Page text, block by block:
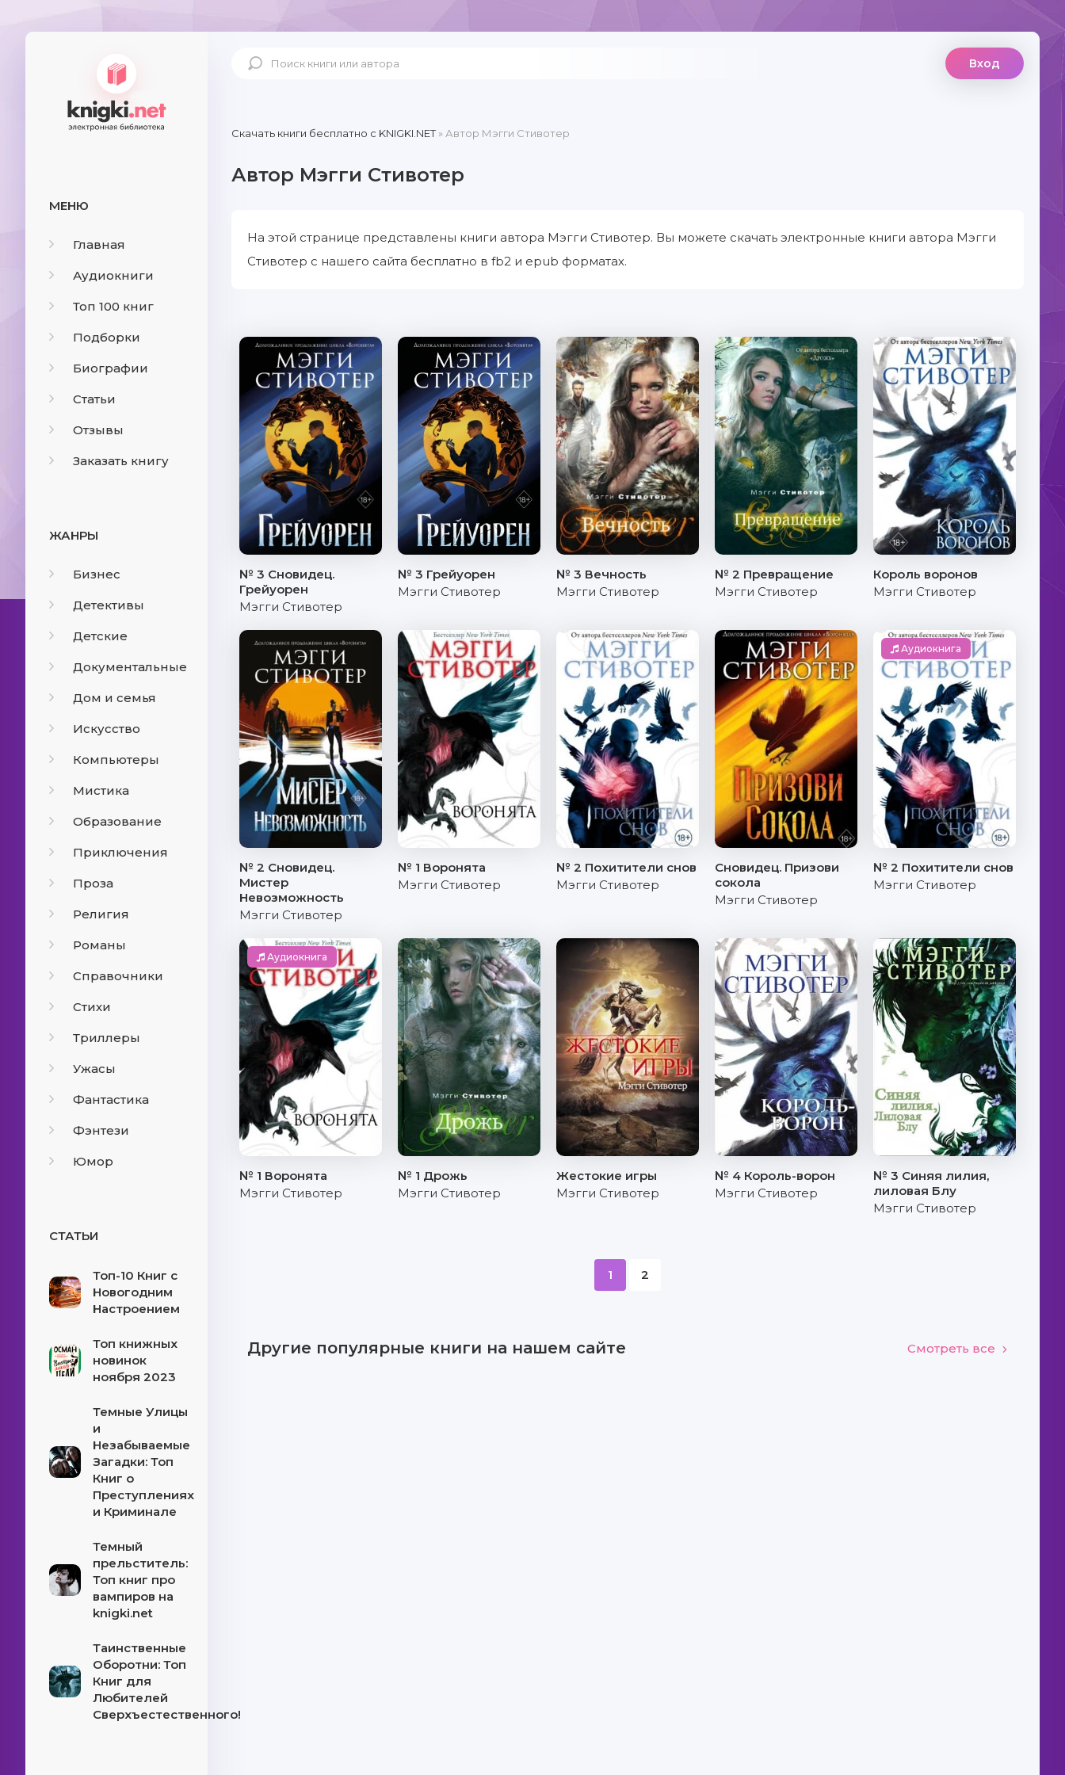
МЕНЮ
Главная
Аудиокниги
Топ 100 книг
Подборки
Биографии
Статьи
Отзывы
Заказать книгу
ЖАНРЫ
Бизнес
Детективы
Детские
Документальные
Дом и семья
Искусство
Компьютеры
Мистика
Образование
Приключения
Проза
Религия
Романы
Справочники
Стихи
Триллеры
Ужасы
Фантастика
Фэнтези
Юмор
СТАТЬИ
Топ-10 Книг с
Новогодним
Настроением
Топ книжных
новинок
ноября 2023
Темные Улицы
и
Незабываемые
Загадки: Топ
Книг о
Преступлениях
и Криминале
Темный
прельститель:
Топ книг про
вампиров на
knigki.net
Таинственные
Оборотни: Топ
Книг для
Любителей
Сверхъестественного!
Вход
Скачать книги бесплатно c KNIGKI.NET» Автор Мэгги Стивотер
Автор Мэгги Стивотер
На этой странице представлены книги автора Мэгги Стивотер. Вы можете скачать электронные книги автора Мэгги
Стивотер с нашего сайта бесплатно в fb2 и epub форматах.
№ 3 Сновидец.
Грейуорен
Мэгги Стивотер
№ 3 Грейуорен
Мэгги Стивотер
№ 3 Вечность
Мэгги Стивотер
№ 2 Превращение
Мэгги Стивотер
Король воронов
Мэгги Стивотер
№ 2 Сновидец.
Мистер
Невозможность
Мэгги Стивотер
№ 1 Воронята
Мэгги Стивотер
№ 2 Похитители снов
Мэгги Стивотер
Сновидец. Призови
сокола
Мэгги Стивотер
Аудиокнига
№ 2 Похитители снов
Мэгги Стивотер
Аудиокнига
№ 1 Воронята
Мэгги Стивотер
№ 1 Дрожь
Мэгги Стивотер
Жестокие игры
Мэгги Стивотер
№ 4 Король-ворон
Мэгги Стивотер
№ 3 Синяя лилия,
лиловая Блу
Мэгги Стивотер
1 2
Другие популярные книги на нашем сайте Смотреть все